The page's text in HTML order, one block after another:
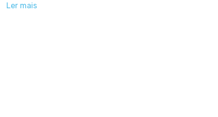
Ler mais